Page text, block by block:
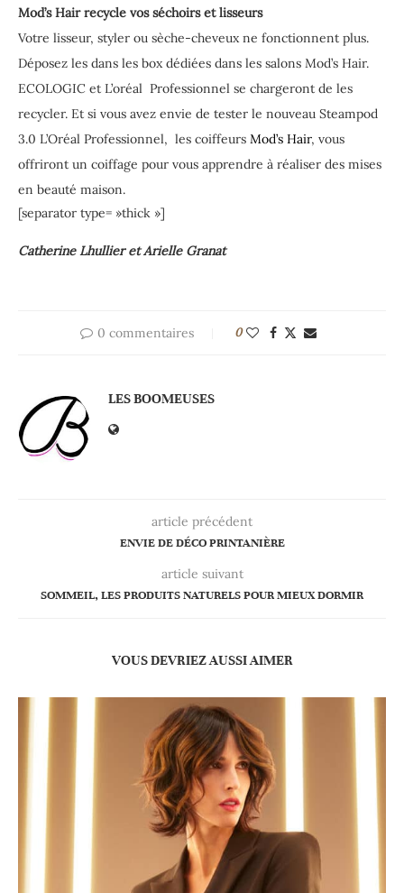
Mod’s Hair recycle vos séchoirs et lisseurs
Votre lisseur, styler ou sèche-cheveux ne fonctionnent plus.
Déposez les dans les box dédiées dans les salons Mod’s Hair.
ECOLOGIC et L’oréal Professionnel se chargeront de les
recycler. Et si vous avez envie de tester le nouveau Steampod
3.0 L’Oréal Professionnel, les coiffeurs Mod’s Hair, vous
offriront un coiffage pour vous apprendre à réaliser des mises
en beauté maison.
[separator type= »thick »]
Catherine Lhullier et Arielle Granat
0 commentaires 0
LES BOOMEUSES
article précédent
ENVIE DE DÉCO PRINTANIÈRE
article suivant
SOMMEIL, LES PRODUITS NATURELS POUR MIEUX DORMIR
VOUS DEVRIEZ AUSSI AIMER